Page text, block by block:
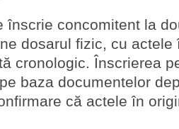
înscrie concomitent la
dosarul fizic, cu
cronologic. Înscrierea
baza documentelor
că actele în